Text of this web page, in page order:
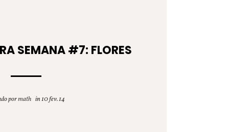
SEMANA #7: FLORES
pormath 10 fev. 14